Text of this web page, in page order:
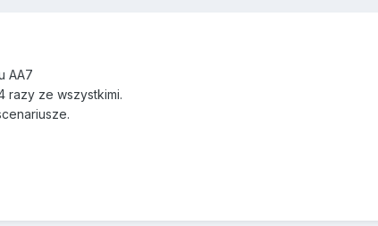
AA7
razy ze wszystkimi.